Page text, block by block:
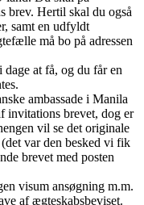
brev. Hertil skal du også
samt en udfyldt
må bo på adressen
at få, og du får en
ambassade i Manila
invitations brevet, dog er
vil se det originale
var den besked vi fik
brevet med posten
visum ansøgning m.m.
af ægteskabsbeviset.